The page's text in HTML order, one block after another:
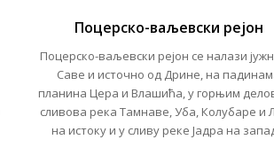
Поцерско-ваљевски рејон
Поцерско-ваљевски рејон се налази
Саве и источно од Дрине, на
планина Цера и Влашића, у горњим
сливова река Тамнаве, Уба, Колубаре и
на истоку и у сливу реке Јадра на